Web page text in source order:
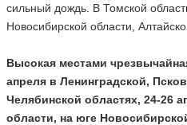
сильный дождь. В Томской
Новосибирской области,
Высокая местами
апреля в Ленинградской,
Челябинской областях, 24-26
области, на юге